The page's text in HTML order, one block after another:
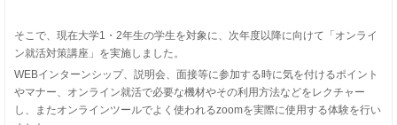
そこで、現在大学1・2年生の学生を対象に、次年度以降に向けて「オンライ
ン就活対策講座」を実施しました。
WEBインターンシップ、説明会、面接等に参加する時に気を付けるポイント
やマナー、オンライン就活で必要な機材やその利用方法などをレクチャー
し、またオンラインツールでよく使われるzoomを実際に使用する体験を行い